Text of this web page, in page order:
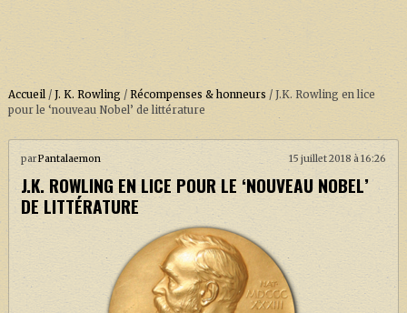
ACCUEIL
À PROPOS
SOUTENEZ-NOUS !
LA SÉRIE HARRY POTTER (REBOOT)
Accueil/ J. K. Rowling / Récompenses & honneurs / J.K. Rowling en lice
pour le ‘nouveau Nobel’ de littérature
parPantalaemon 15 juillet 2018 à 16:26
J.K. ROWLING EN LICE POUR LE ‘NOUVEAU NOBEL’
DE LITTÉRATURE